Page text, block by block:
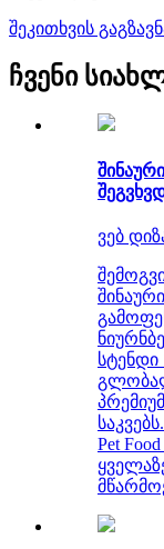
შეკითხვის
ჩვენი
ვებ
სტენდი
Pet